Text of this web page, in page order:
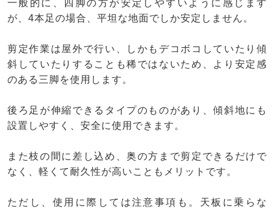
一般的に、四脚の方が安定しやすいように感じます
が、4本足の場合、平坦な地面でしか安定しません。
剪定作業は屋外で行い、しかもデコボコしていたり傾
斜していたりすることも稀ではないため、より安定感
のある三脚を使用します。
後ろ足が伸縮できるタイプのものがあり、傾斜地にも
設置しやすく、安全に使用できます。
また枝の間に差し込め、奥の方まで剪定できるだけで
なく、軽くて耐久性が高いこともメリットです。
ただし、使用に際しては注意事項も。天板に乗らな